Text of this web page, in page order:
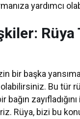
yardımcı
bir başka
Bu tür
bağın
Rüya, bizi bu